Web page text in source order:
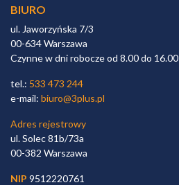
BIURO
ul. Jaworzyńska 7/3
00-634 Warszawa
Czynne w dni robocze od 8.00 do 16.00
tel.: 533 473 244
e-mail: biuro@3plus.pl
Adres rejestrowy
ul. Solec 81b/73a
00-382 Warszawa
NIP 9512220761